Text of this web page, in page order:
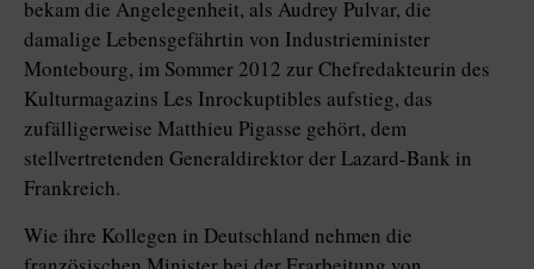
bekam die Angelegenheit, als Audrey Pulvar, die
damalige Lebensgefährtin von Industrieminister
Montebourg, im Sommer 2012 zur Chefredakteurin des
Kulturmagazins Les Inrockuptibles aufstieg, das
zufälligerweise Matthieu Pigasse gehört, dem
stellvertretenden Generaldirektor der Lazard-Bank in
Frankreich.
Wie ihre Kollegen in Deutschland nehmen die